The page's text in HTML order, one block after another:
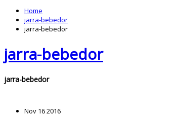
Home
jarra-bebedor
jarra-bebedor
jarra-bebedor
jarra-bebedor
Nov 162016